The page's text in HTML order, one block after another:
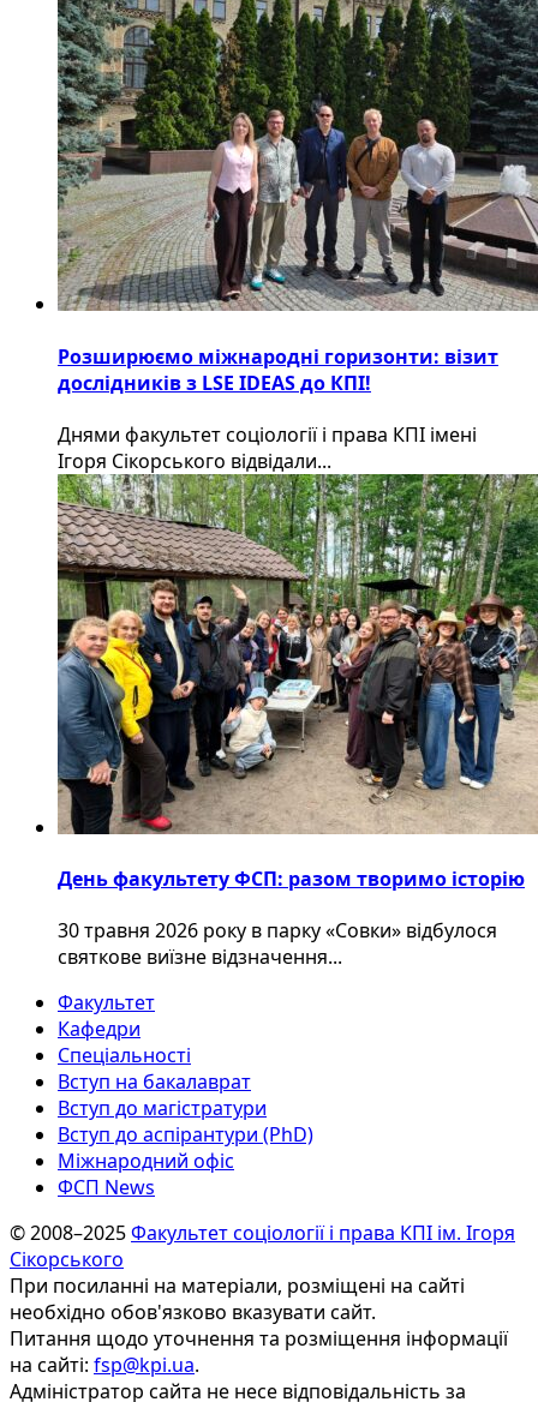
Розширюємо міжнародні горизонти: візит
дослідників з LSE IDEAS до КПІ!
Днями факультет соціології і права КПІ імені
Ігоря Сікорського відвідали...
День факультету ФСП: разом творимо історію
30 травня 2026 року в парку «Совки» відбулося
святкове виїзне відзначення...
Факультет
Кафедри
Спеціальності
Вступ на бакалаврат
Вступ до магістратури
Вступ до аспірантури (PhD)
Міжнародний офіс
ФСП News
© 2008–2025Факультет соціології і права КПІ ім. Ігоря
Сікорського
При посиланні на матеріали, розміщені на сайті
необхідно обов'язково вказувати сайт.
Питання щодо уточнення та розміщення інформації
на сайті: fsp@kpi.ua.
Адміністратор сайта не несе відповідальність за